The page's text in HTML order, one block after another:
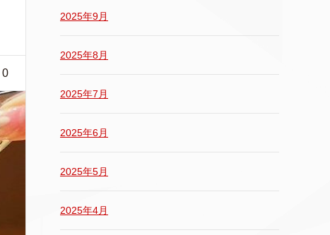
0
2025年9月
2025年8月
2025年7月
2025年6月
2025年5月
2025年4月